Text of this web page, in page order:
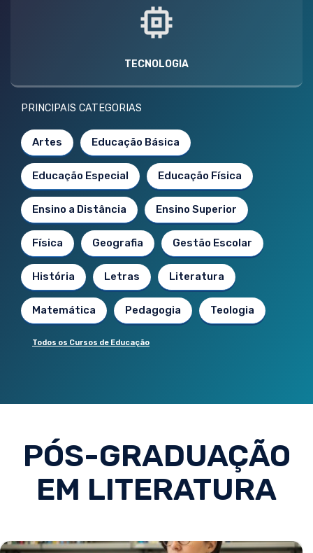
TECNOLOGIA
PRINCIPAIS CATEGORIAS
Artes Educação Básica
Educação Especial Educação Física
Ensino a Distância Ensino Superior
Física Geografia Gestão Escolar
História Letras Literatura
Matemática Pedagogia Teologia
Todos os Cursos de Educação
PÓS-GRADUAÇÃO
EM LITERATURA